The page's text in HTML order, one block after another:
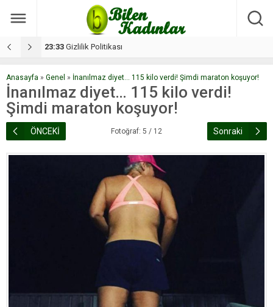
17:08 Dilan, düğününe 5 gün kala hayatını kaybetti
Anasayfa » Genel » İnanılmaz diyet… 115 kilo verdi! Şimdi maraton koşuyor!
İnanılmaz diyet… 115 kilo verdi!
Şimdi maraton koşuyor!
ÖNCEKİ Fotoğraf: 5 / 12 Sonraki